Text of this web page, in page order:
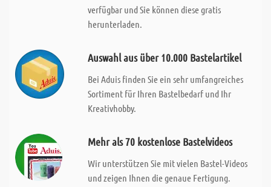
verfügbar und Sie können diese gratis
herunterladen.
Auswahl aus über 10.000 Bastelartikel
Bei Aduis finden Sie ein sehr umfangreiches
Sortiment für Ihren Bastelbedarf und Ihr
Kreativhobby.
Mehr als 70 kostenlose Bastelvideos
Wir unterstützen Sie mit vielen Bastel-Videos
und zeigen Ihnen die genaue Fertigung.